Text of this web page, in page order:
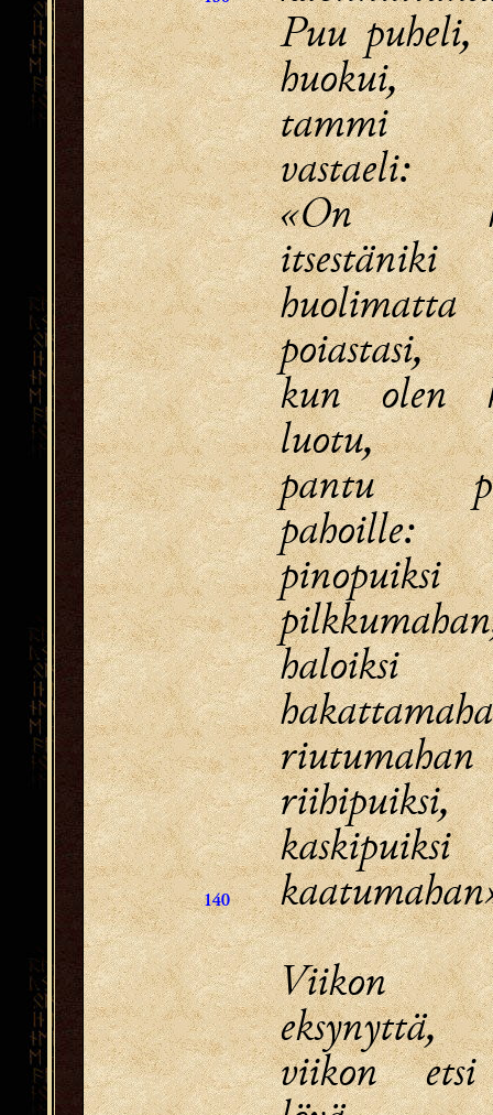
140
Puu puheli,
huokui,
tammi
vastaeli:
«On
itsestäniki
huolimatta
poiastasi,
kun olen
luotu,
pantu
pahoille:
pinopuiksi
haloiksi
riutumahan
riihipuiksi,
kaskipuiksi
Viikon
eksynyttä,
viikon